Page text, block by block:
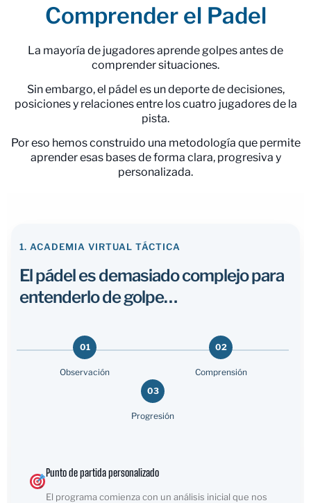
Comprender el Padel
La mayoría de jugadores aprende golpes antes de
comprender situaciones.
Sin embargo, el pádel es un deporte de decisiones,
posiciones y relaciones entre los cuatro jugadores de la
pista.
Por eso hemos construido una metodología que permite
aprender esas bases de forma clara, progresiva y
personalizada.
1. ACADEMIA VIRTUAL TÁCTICA
El pádel es demasiado complejo para
entenderlo de golpe…
01
Observación
02
Comprensión
03
Progresión
Punto de partida personalizado
El programa comienza con un análisis inicial que nos